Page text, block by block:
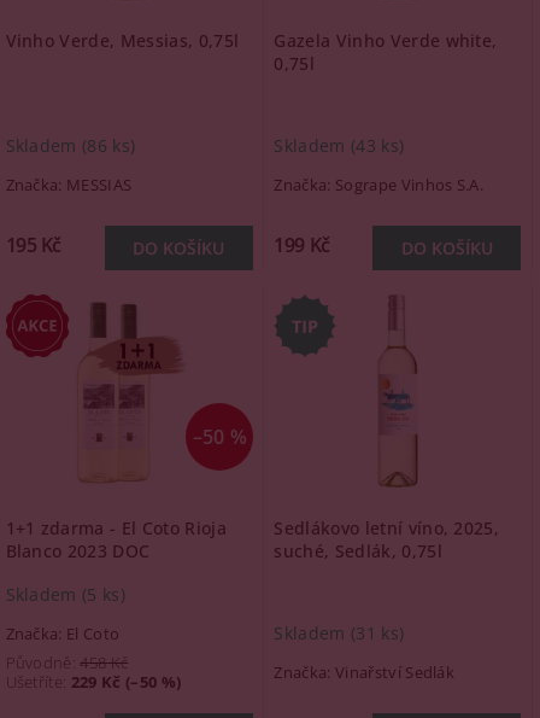
Vinho Verde, Messias, 0,75l
Skladem (86 ks)
Značka: MESSIAS
195 Kč
Gazela Vinho Verde white,
0,75l
Skladem (43 ks)
Značka: Sogrape Vinhos S.A.
199 Kč
–50 %
1+1 zdarma - El Coto Rioja
Blanco 2023 DOC
Skladem (5 ks)
Značka: El Coto
Původně:458 Kč
Ušetříte: 229 Kč (–50 %)
Sedlákovo letní víno, 2025,
suché, Sedlák, 0,75l
Skladem (31 ks)
Značka: Vinařství Sedlák